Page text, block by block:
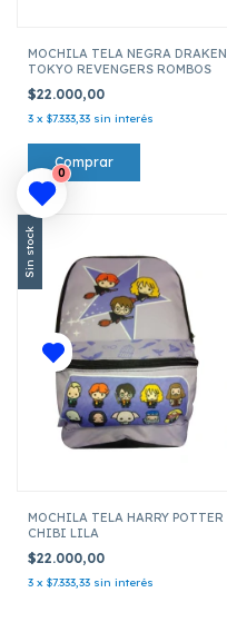
MOCHILA TELA NEGRA DRAKEN
TOKYO REVENGERS ROMBOS
$22.000,00
3 x $7.333,33 sin interés
Sin stock
MOCHILA TELA HARRY POTTER
CHIBI LILA
$22.000,00
3 x $7.333,33 sin interés
0